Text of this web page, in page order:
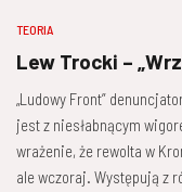
TEORIA
Lew Trocki –
„Ludowy Front”
jest z niesłabnącym
wrażenie, że rewolta w
ale wczoraj. Występują z